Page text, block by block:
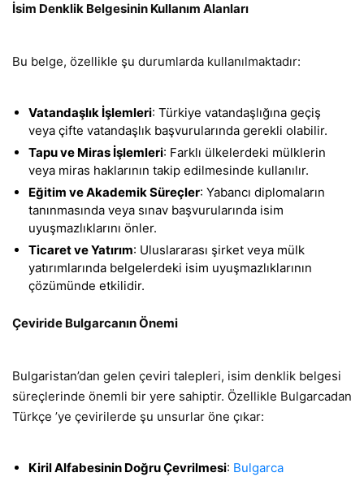
İsim Denklik Belgesinin Kullanım Alanları
Bu belge, özellikle şu durumlarda kullanılmaktadır:
Vatandaşlık İşlemleri: Türkiye vatandaşlığına geçiş
veya çifte vatandaşlık başvurularında gerekli olabilir.
Tapu ve Miras İşlemleri: Farklı ülkelerdeki mülklerin
veya miras haklarının takip edilmesinde kullanılır.
Eğitim ve Akademik Süreçler: Yabancı diplomaların
tanınmasında veya sınav başvurularında isim
uyuşmazlıklarını önler.
Ticaret ve Yatırım: Uluslararası şirket veya mülk
yatırımlarında belgelerdeki isim uyuşmazlıklarının
çözümünde etkilidir.
Çeviride Bulgarcanın Önemi
Bulgaristan’dan gelen çeviri talepleri, isim denklik belgesi
süreçlerinde önemli bir yere sahiptir. Özellikle Bulgarcadan
Türkçe ’ye çevirilerde şu unsurlar öne çıkar:
Kiril Alfabesinin Doğru Çevrilmesi: Bulgarca